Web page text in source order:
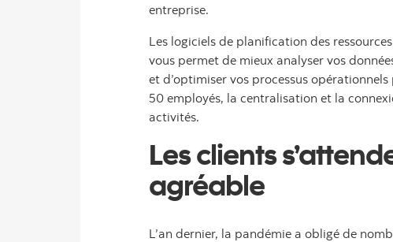
entreprise.
Les logiciels de planification des
vous permet de mieux analyser vos
et d’optimiser vos processus
50 employés, la centralisation et la
activités.
Les clients
agréable
L’an dernier, la pandémie a obligé de